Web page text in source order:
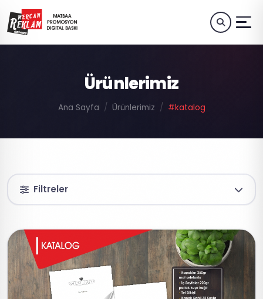
Ürünlerimiz
Ana Sayfa Ürünlerimiz #katalog
Filtreler